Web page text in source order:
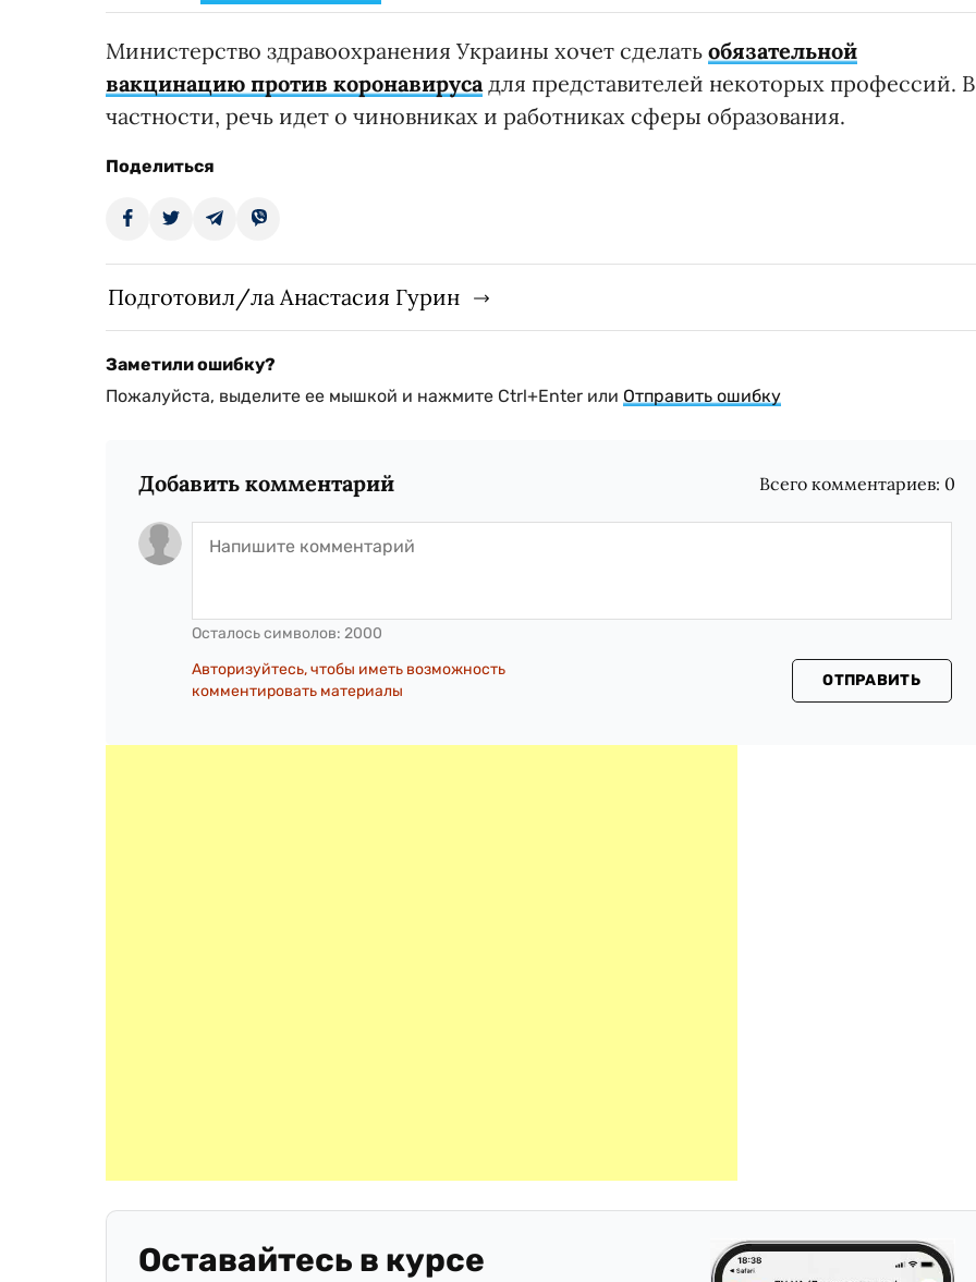
Министерство здравоохранения Украины хочет сделать обязательной
вакцинацию против коронавирусадля представителей некоторых профессий. В
частности, речь идет о чиновниках и работниках сферы образования.
Поделиться
Подготовил/ла Анастасия Гурин
Заметили ошибку?
Пожалуйста, выделите ее мышкой и нажмите Ctrl+Enter или Отправить ошибку
Добавить комментарий Всего комментариев: 0
Осталось символов: 2000
Авторизуйтесь, чтобы иметь возможность
комментировать материалы
ОТПРАВИТЬ
Оставайтесь в курсе